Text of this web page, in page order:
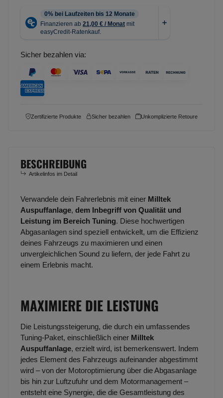
Sicher bezahlen via:
Zertifizierte Produkte Sicher bezahlen Unkomplizierte Retoure
BESCHREIBUNG
Artikelinfos im Detail
Verwandele dein Fahrerlebnis mit einer Milltek
Auspuffanlage, dem Inbegriff von Qualität und
Leistung im Bereich Tuning. Diese hochwertigen
Abgasanlagen sind speziell entwickelt, um die Effizienz
deines Fahrzeugs zu maximieren und einen
unvergleichlichen Sound zu liefern, der jede Fahrt zu
einem Erlebnis macht.
MAXIMIERE DIE LEISTUNG
Die Leistungssteigerung, die durch ein umfassendes
Tuning-Paket, einschließlich einer Milltek
Auspuffanlage, erzielt wird, ist bemerkenswert. Indem
jedes Element des Fahrzeugs aufeinander abgestimmt
wird – von der Motoroptimierung über die Abgasanlage
bis hin zur Luftzufuhr und dem Motormanagement –
entsteht eine Synergie, die die Gesamtleistung des